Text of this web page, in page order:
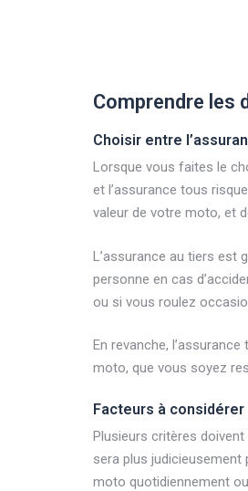
Comprendre les
Choisir entre
Lorsque vous faites le
et l’assurance tous
valeur de votre moto, et
L’assurance au tiers est
personne en cas
ou si vous roulez
En revanche,
moto, que vous soyez
Facteurs à
Plusieurs critères
sera plus
moto quotidiennement